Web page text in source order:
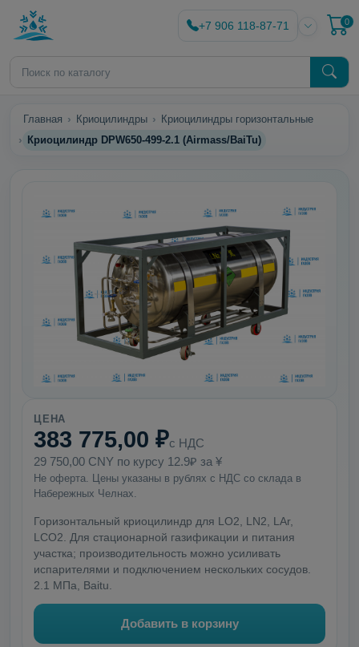
+7 906 118-87-71 0
Главная Криоцилиндры
Криоцилиндры горизонтальные
Криоцилиндр DPW650-499-2.1 (Airmass/BaiTu)
ЦЕНА
383 775,00 ₽с НДС
29 750,00 CNY по курсу 12.9₽ за ¥
Не оферта. Цены указаны в рублях с НДС со склада в
Набережных Челнах.
Горизонтальный криоцилиндр для LO2, LN2, LAr,
LCO2. Для стационарной газификации и питания
участка; производительность можно усиливать
испарителями и подключением нескольких сосудов.
2.1 МПа, Baitu.
Добавить в корзину